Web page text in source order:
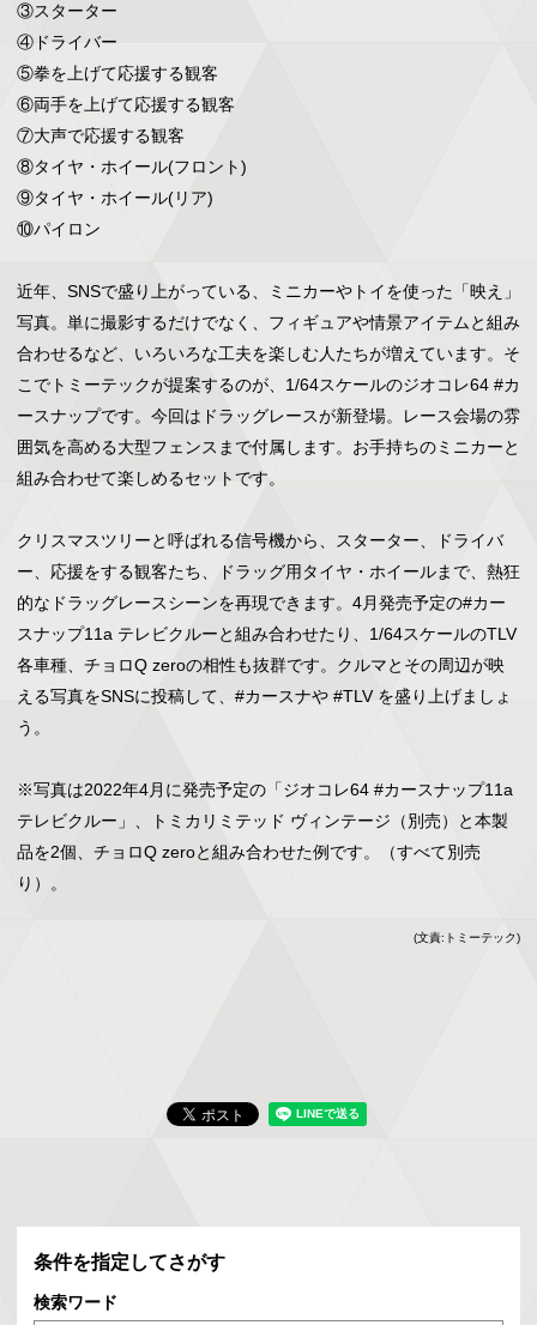
③スターター
④ドライバー
⑤拳を上げて応援する観客
⑥両手を上げて応援する観客
⑦大声で応援する観客
⑧タイヤ・ホイール(フロント)
⑨タイヤ・ホイール(リア)
⑩パイロン
近年、SNSで盛り上がっている、ミニカーやトイを使った「映え」
写真。単に撮影するだけでなく、フィギュアや情景アイテムと組み
合わせるなど、いろいろな工夫を楽しむ人たちが増えています。そ
こでトミーテックが提案するのが、1/64スケールのジオコレ64 #カ
ースナップです。今回はドラッグレースが新登場。レース会場の雰
囲気を高める大型フェンスまで付属します。お手持ちのミニカーと
組み合わせて楽しめるセットです。
クリスマスツリーと呼ばれる信号機から、スターター、ドライバ
ー、応援をする観客たち、ドラッグ用タイヤ・ホイールまで、熱狂
的なドラッグレースシーンを再現できます。4月発売予定の#カー
スナップ11a テレビクルーと組み合わせたり、1/64スケールのTLV
各車種、チョロQ zeroの相性も抜群です。クルマとその周辺が映
える写真をSNSに投稿して、#カースナや #TLV を盛り上げましょ
う。
※写真は2022年4月に発売予定の「ジオコレ64 #カースナップ11a
テレビクルー」、トミカリミテッド ヴィンテージ（別売）と本製
品を2個、チョロQ zeroと組み合わせた例です。（すべて別売
り）。
(文責:トミーテック)
条件を指定してさがす
検索ワード